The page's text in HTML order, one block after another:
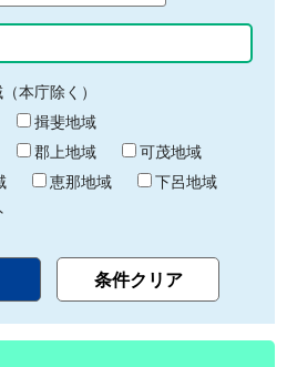
本庁除く）
揖斐地域
郡上地域
可茂地域
恵那地域
下呂地域